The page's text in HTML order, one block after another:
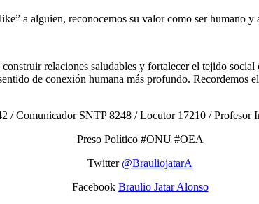
a alguien, reconocemos su valor como ser humano
relaciones saludables y fortalecer el tejido
de conexión humana más profundo. Recordemos
/ Comunicador SNTP 8248 / Locutor 17210 / Profesor
Preso Político #ONU #OEA
Twitter @BrauliojatarA
Facebook Braulio Jatar Alonso